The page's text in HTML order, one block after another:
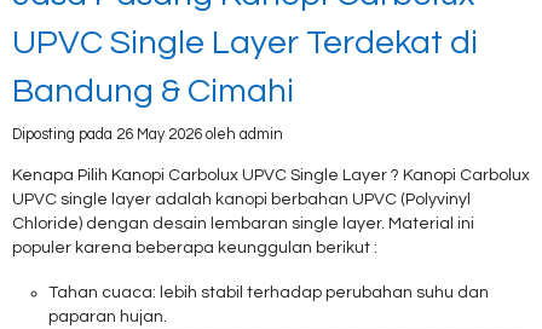
UPVC Single Layer Terdekat di
Bandung & Cimahi
Diposting pada 26 May 2026 oleh admin
Kenapa Pilih Kanopi Carbolux UPVC Single Layer ? Kanopi Carbolux
UPVC single layer adalah kanopi berbahan UPVC (Polyvinyl
Chloride) dengan desain lembaran single layer. Material ini
populer karena beberapa keunggulan berikut :
Tahan cuaca: lebih stabil terhadap perubahan suhu dan
paparan hujan.